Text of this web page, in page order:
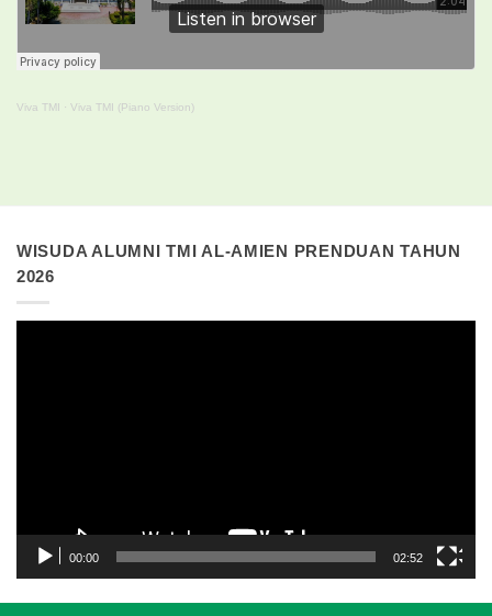
Viva TMI · Viva TMI (Piano Version)
WISUDA ALUMNI TMI AL-AMIEN PRENDUAN TAHUN
2026
00:00 02:52